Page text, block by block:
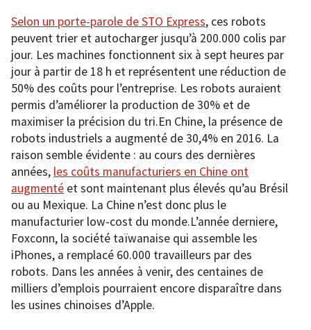
Selon un porte-parole de STO Express, ces robots
peuvent trier et autocharger jusqu’à 200.000 colis par
jour. Les machines fonctionnent six à sept heures par
jour à partir de 18 h et représentent une réduction de
50% des coûts pour l’entreprise. Les robots auraient
permis d’améliorer la production de 30% et de
maximiser la précision du tri.En Chine, la présence de
robots industriels a augmenté de 30,4% en 2016. La
raison semble évidente : au cours des dernières
années, les coûts manufacturiers en Chine ont
augmenté et sont maintenant plus élevés qu’au Brésil
ou au Mexique. La Chine n’est donc plus le
manufacturier low-cost du monde.L’année derniere,
Foxconn, la société taïwanaise qui assemble les
iPhones, a remplacé 60.000 travailleurs par des
robots. Dans les années à venir, des centaines de
milliers d’emplois pourraient encore disparaître dans
les usines chinoises d’Apple.